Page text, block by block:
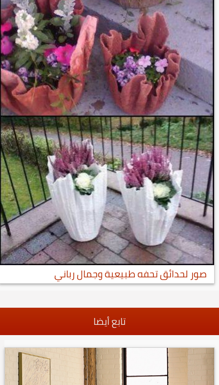
صور لحدائق تحفه طبيعية وجمال رباني
تابع أيضا